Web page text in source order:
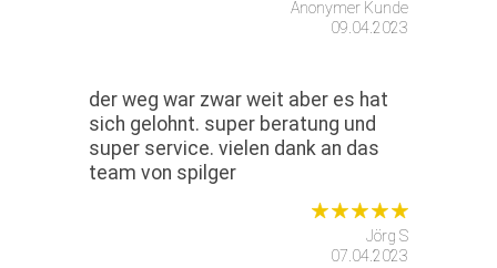
Anonymer Kunde
09.04.2023
der weg war zwar weit aber es hat
sich gelohnt. super beratung und
super service. vielen dank an das
team von spilger
Jörg S
07.04.2023